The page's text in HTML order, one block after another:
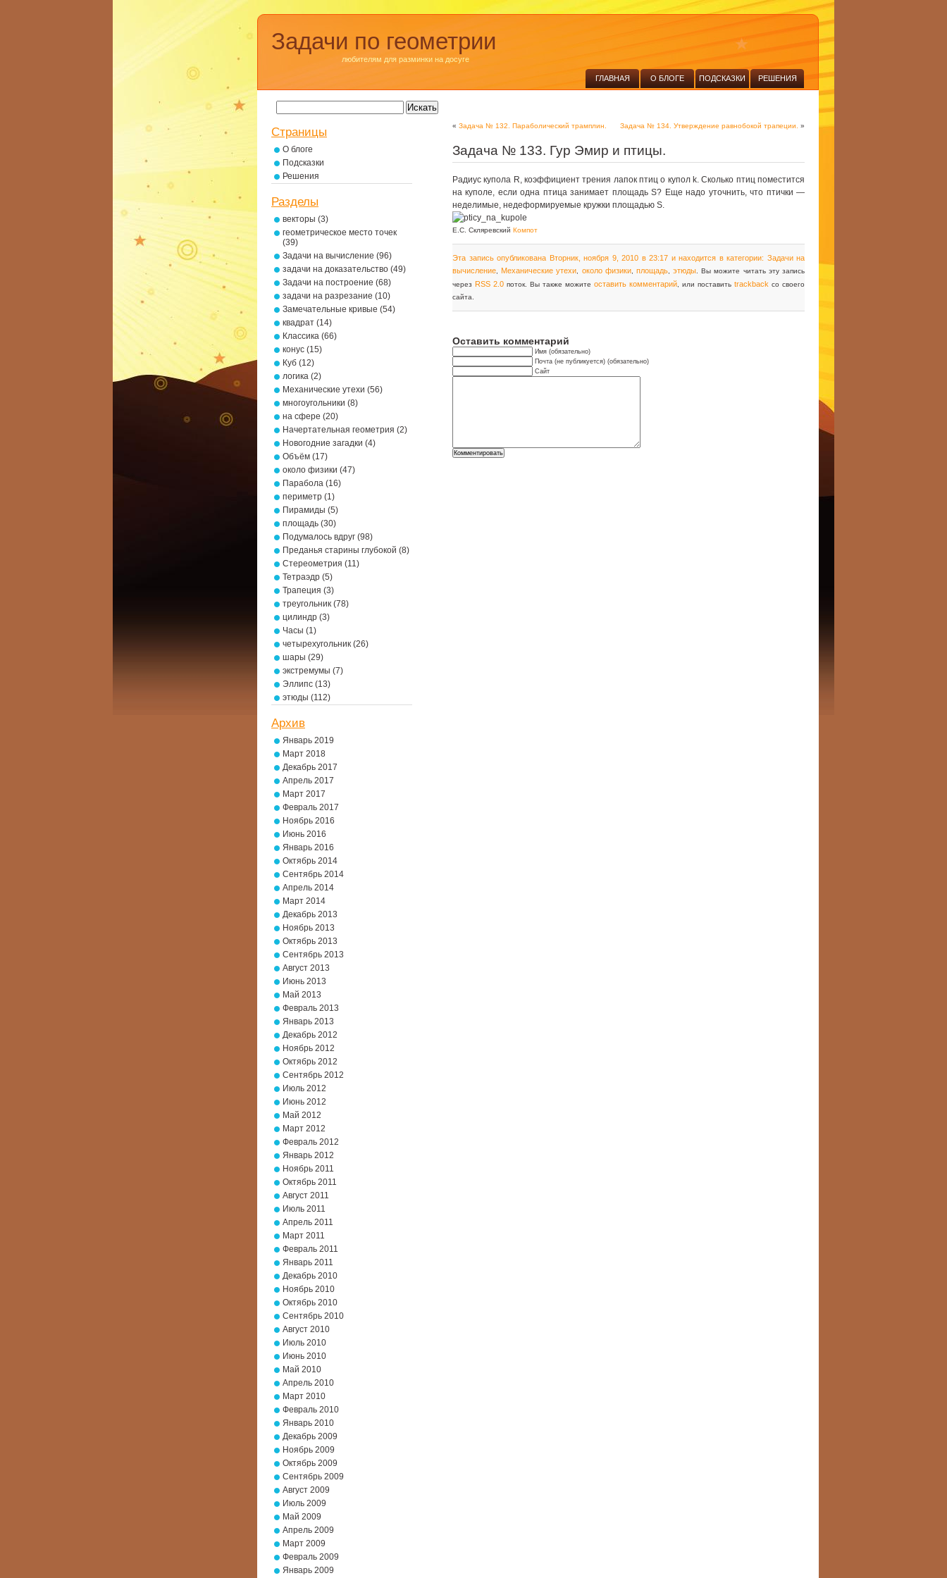
Задачи по геометрии
любителям для разминки на досуге
ГЛАВНАЯ О БЛОГЕ ПОДСКАЗКИ РЕШЕНИЯ
« Задача № 132. Параболический трамплин. Задача № 134. Утверждение равнобокой трапеции. »
Задача № 133. Гур Эмир и птицы.
Радиус купола R, коэффициент трения лапок птиц о купол k. Сколько птиц поместится
на куполе, если одна птица занимает площадь S? Еще надо уточнить, что птички —
неделимые, недеформируемые кружки площадью S.
Е.С. Скляревский Компот
Эта запись опубликована Вторник, ноября 9, 2010 в 23:17 и находится в категории: Задачи на
вычисление Механические утехи около физики, площадь,этюды . Вы можите читать эту запись
через RSS 2.0 поток. Вы также можите оставить комментарий , или поставить trackback со своего
сайта.
Оставить комментарий
Имя (обязательно)
Почта (не публикуется) (обязательно)
Сайт
Страницы
О блоге
Подсказки
Решения
Разделы
векторы (3)
геометрическое место точек
(39)
Задачи на вычисление (96)
задачи на доказательство (49)
Задачи на построение (68)
задачи на разрезание (10)
Замечательные кривые (54)
квадрат (14)
Классика (66)
конус (15)
Куб (12)
логика (2)
Механические утехи (56)
многоугольники (8)
на сфере (20)
Начертательная геометрия (2)
Новогодние загадки (4)
Объём (17)
около физики (47)
Парабола (16)
периметр (1)
Пирамиды (5)
площадь (30)
Подумалось вдруг (98)
Преданья старины глубокой (8)
Стереометрия (11)
Тетраэдр (5)
Трапеция (3)
треугольник (78)
цилиндр (3)
Часы (1)
четырехугольник (26)
шары (29)
экстремумы (7)
Эллипс (13)
этюды (112)
Архив
Январь 2019
Март 2018
Декабрь 2017
Апрель 2017
Март 2017
Февраль 2017
Ноябрь 2016
Июнь 2016
Январь 2016
Октябрь 2014
Сентябрь 2014
Апрель 2014
Март 2014
Декабрь 2013
Ноябрь 2013
Октябрь 2013
Сентябрь 2013
Август 2013
Июнь 2013
Май 2013
Февраль 2013
Январь 2013
Декабрь 2012
Ноябрь 2012
Октябрь 2012
Сентябрь 2012
Июль 2012
Июнь 2012
Май 2012
Март 2012
Февраль 2012
Январь 2012
Ноябрь 2011
Октябрь 2011
Август 2011
Июль 2011
Апрель 2011
Март 2011
Февраль 2011
Январь 2011
Декабрь 2010
Ноябрь 2010
Октябрь 2010
Сентябрь 2010
Август 2010
Июль 2010
Июнь 2010
Май 2010
Апрель 2010
Март 2010
Февраль 2010
Январь 2010
Декабрь 2009
Ноябрь 2009
Октябрь 2009
Сентябрь 2009
Август 2009
Июль 2009
Май 2009
Апрель 2009
Март 2009
Февраль 2009
Январь 2009